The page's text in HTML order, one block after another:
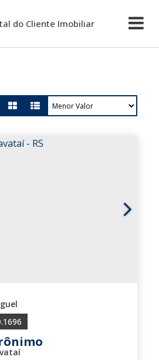
do Cliente Imobiliar
1696